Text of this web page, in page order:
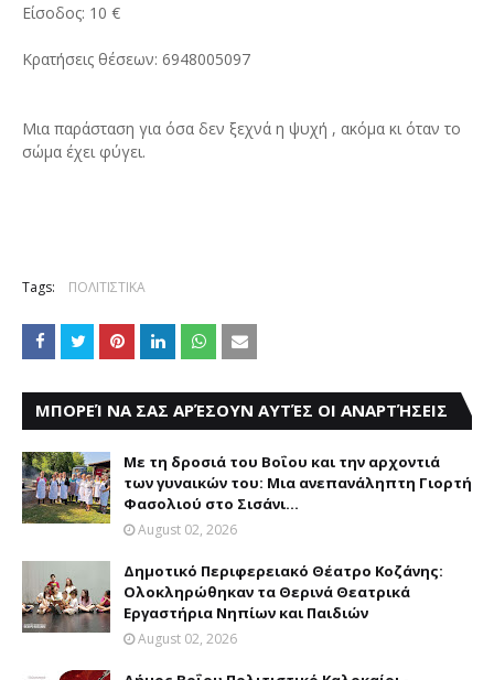
Είσοδος: 10 €
Κρατήσεις θέσεων: 6948005097
Μια παράσταση για όσα δεν ξεχνά η ψυχή , ακόμα κι όταν το
σώμα έχει φύγει.
Tags: ΠΟΛΙΤΙΣΤΙΚΑ
ΜΠΟΡΕΊ ΝΑ ΣΑΣ ΑΡΈΣΟΥΝ ΑΥΤΈΣ ΟΙ ΑΝΑΡΤΉΣΕΙΣ
Με τη δροσιά του Βοΐου και την αρχοντιά
των γυναικών του: Μια ανεπανάληπτη Γιορτή
Φασολιού στο Σισάνι...
August 02, 2026
Δημοτικό Περιφερειακό Θέατρο Κοζάνης:
Ολοκληρώθηκαν τα Θερινά Θεατρικά
Εργαστήρια Νηπίων και Παιδιών
August 02, 2026